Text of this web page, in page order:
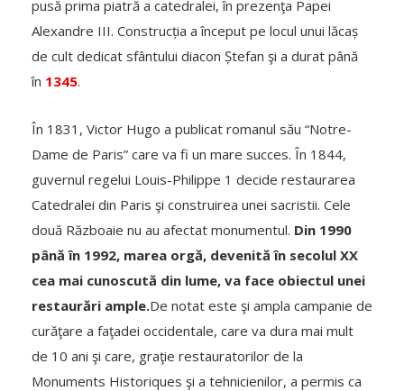
pusă prima piatră a catedralei, în prezenţa Papei
Alexandre III. Construcția a început pe locul unui lăcaș
de cult dedicat sfântului diacon Ștefan şi a durat până
în 1345.
În 1831, Victor Hugo a publicat romanul său “Notre-
Dame de Paris” care va fi un mare succes. În 1844,
guvernul regelui Louis-Philippe 1 decide restaurarea
Catedralei din Paris şi construirea unei sacristii. Cele
două Războaie nu au afectat monumentul. Din 1990
până în 1992, marea orgă, devenită în secolul XX
cea mai cunoscută din lume, va face obiectul unei
restaurări ample.De notat este şi ampla campanie de
curăţare a faţadei occidentale, care va dura mai mult
de 10 ani şi care, graţie restauratorilor de la
Monuments Historiques şi a tehnicienilor, a permis ca